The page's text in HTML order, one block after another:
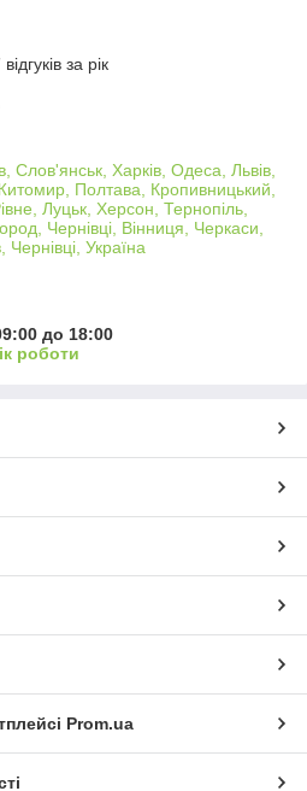
за рік
Слов'янськ, Харків, Одеса, Львів,
Полтава, Кропивницький,
Луцьк, Херсон, Тернопіль,
Чернівці, Вінниця, Черкаси,
Україна
до 18:00
роботи
Prom.ua